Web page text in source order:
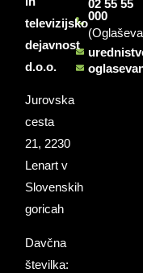
televizijsko
dejavnost
d.o.o.
Jurovska
cesta
21, 2230
Lenart v
Slovenskih
goricah
Davčna
številka:
02 55 55
000